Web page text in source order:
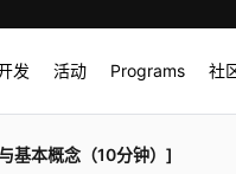
发 活动 Programs 社
基本概念（10分钟）]